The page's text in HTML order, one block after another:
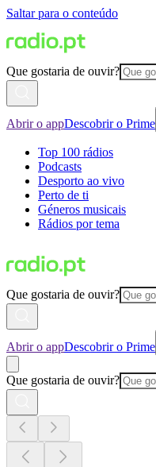
Saltar para o conteúdo
Que gostaria de ouvir?
Abrir o appDescobrir o Prime
Top 100 rádios
Podcasts
Desporto ao vivo
Perto de ti
Géneros musicais
Rádios por tema
Que gostaria de ouvir?
Abrir o appDescobrir o Prime
Que gostaria de ouvir?